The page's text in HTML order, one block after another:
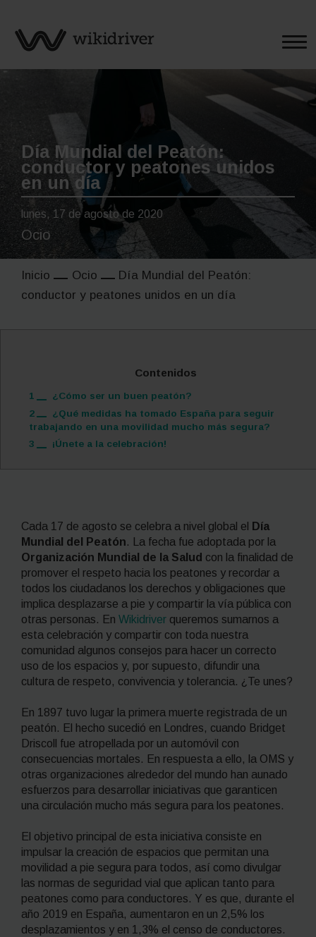
Día Mundial del Peatón:
conductor y peatones unidos
en un día
lunes, 17 de agosto de 2020
Ocio
Inicio Ocio
Día Mundial del Peatón:
conductor y peatones unidos en un día
Contenidos
1
¿Cómo ser un buen peatón?
2
¿Qué medidas ha tomado España para seguir
trabajando en una movilidad mucho más segura?
3
¡Únete a la celebración!
Cada 17 de agosto se celebra a nivel global el
Día
Mundial del Peatón. La fecha fue adoptada por la
Organización Mundial de la Salud con la finalidad de
promover el respeto hacia los peatones y recordar a
todos los ciudadanos los derechos y obligaciones que
implica desplazarse a pie y compartir la vía pública con
otras personas. En Wikidriver queremos sumarnos a
esta celebración y compartir con toda nuestra
comunidad algunos consejos para hacer un correcto
uso de los espacios y, por supuesto, difundir una
cultura de respeto, convivencia y tolerancia. ¿Te unes?
En 1897 tuvo lugar la primera muerte registrada de un
peatón. El hecho sucedió en Londres, cuando Bridget
Driscoll fue atropellada por un automóvil con
consecuencias mortales. En respuesta a ello, la OMS y
otras organizaciones alrededor del mundo han aunado
esfuerzos para desarrollar iniciativas que garanticen
una circulación mucho más segura para los peatones.
El objetivo principal de esta iniciativa consiste en
impulsar la creación de espacios que permitan una
movilidad a pie segura para todos, así como divulgar
las normas de seguridad vial que aplican tanto para
peatones como para conductores. Y es que, durante el
año 2019 en España, aumentaron en un 2,5% los
desplazamientos y en 1,3% el censo de conductores.